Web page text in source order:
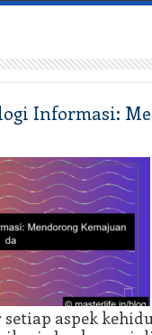
Informasi:
aspek